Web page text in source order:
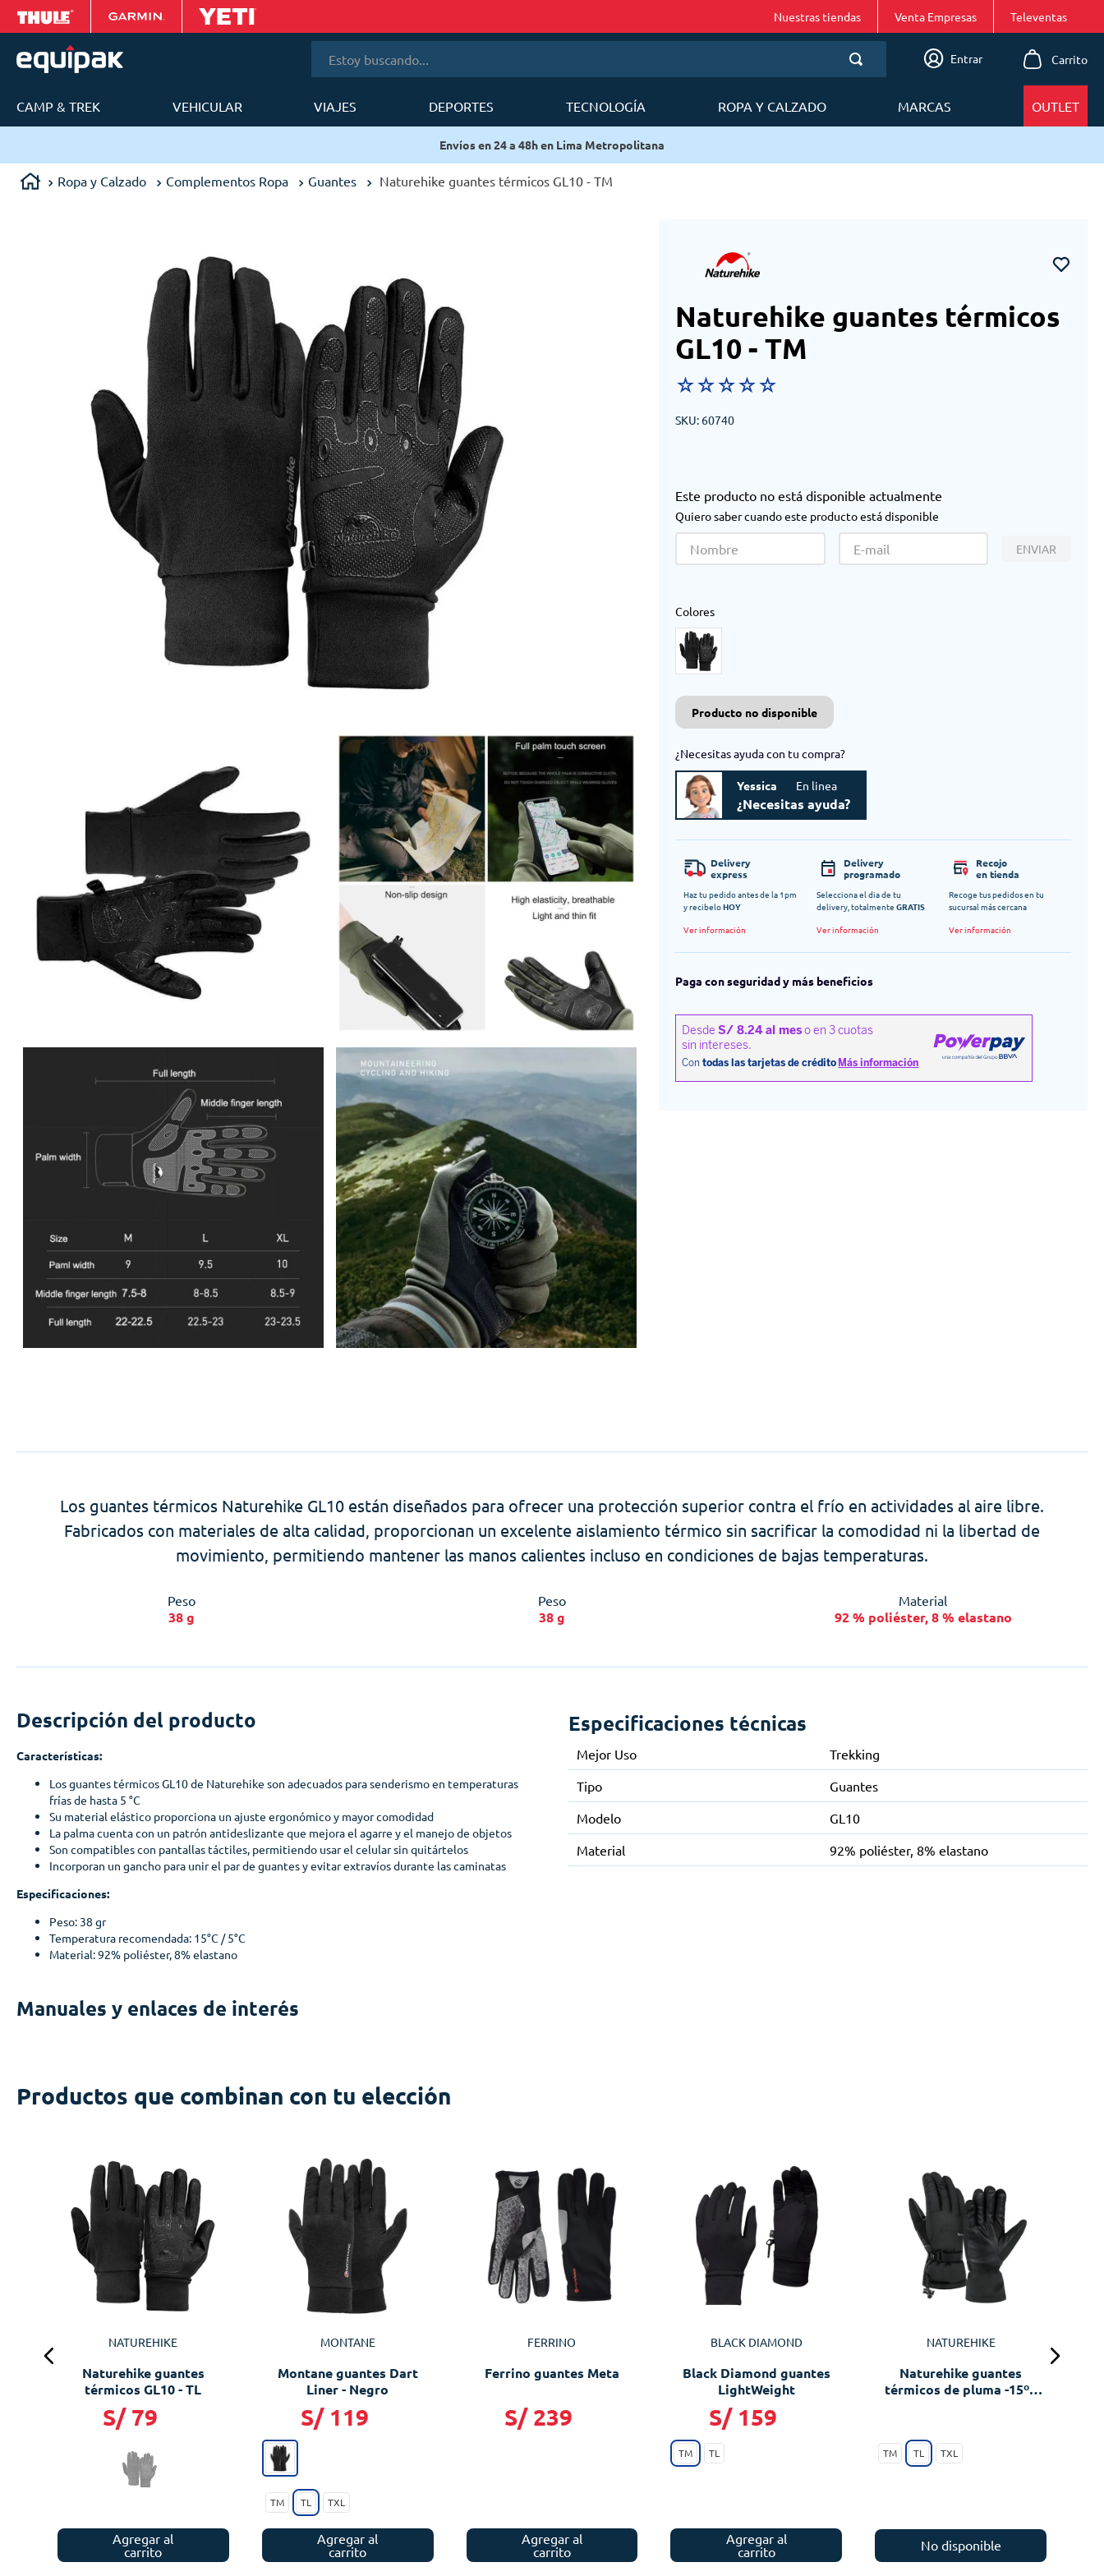
Nuestras tiendas Venta Empresas
Entrar
CAMP & TREK VEHICULAR VIAJES DEPORTES TECNOLOGÍA ROPA Y CALZADO MARCAS OUTLET
Envíos en 24 a 48h en Lima Metropolitana
Ropa y Calzado Complementos Ropa Guantes Naturehike guantes térmicos GL10 - TM
Naturehike guantes térmicos
GL10 - TM
☆☆☆☆☆
SKU: 60740
Este producto no está disponible actualmente
Quiero saber cuando este producto está disponible
ENVIAR
Colores
Producto no disponible
¿Necesitas ayuda con tu compra?
Yessica En linea
¿Necesitas ayuda?
Delivery
express
Haz tu pedido antes de la 1pm
y recibeloHOY
Ver información
Delivery
programado
Selecciona el dia de tu
delivery, totalmente GRATIS
Ver información
Recojo
en tienda
Recoge tus pedidos en tu
sucursal más cercana
Ver información
Paga con seguridad y más beneficios
Los guantes térmicos Naturehike GL10 están diseñados para ofrecer una protección superior contra el frío en actividades al aire libre.
Fabricados con materiales de alta calidad, proporcionan un excelente aislamiento térmico sin sacrificar la comodidad ni la libertad de
movimiento, permitiendo mantener las manos calientes incluso en condiciones de bajas temperaturas.
Peso
38 g
Peso
38 g
Material
92 % poliéster, 8 % elastano
Descripción del producto
Características:
Los guantes térmicos GL10 de Naturehike son adecuados para senderismo en temperaturas
frías de hasta 5 °C
Su material elástico proporciona un ajuste ergonómico y mayor comodidad
La palma cuenta con un patrón antideslizante que mejora el agarre y el manejo de objetos
Son compatibles con pantallas táctiles, permitiendo usar el celular sin quitártelos
Incorporan un gancho para unir el par de guantes y evitar extravíos durante las caminatas
Especificaciones:
Peso: 38 gr
Temperatura recomendada: 15°C / 5°C
Material:92% poliéster, 8% elastano
Manuales y enlaces de interés
Especificaciones técnicas
Mejor Uso
Trekking
Tipo
Guantes
Modelo
GL10
Material
92% poliéster, 8% elastano
Productos que combinan con tu elección
NATUREHIKE
Naturehike guantes
térmicos GL10 - TL
S/ 79
Agregar al
carrito
MONTANE
Montane guantes Dart
Liner - Negro
S/ 119
TM TL TXL
Agregar al
carrito
FERRINO
Ferrino guantes Meta
S/ 239
Agregar al
carrito
BLACK DIAMOND
Black Diamond guantes
LightWeight
S/ 159
TM TL
Agregar al
carrito
NATUREHIKE
Naturehike guantes
térmicos de pluma -15ºC
TM TL TXL
No disponible
Términos más buscados
mobi garden
sea to summit
6. silla